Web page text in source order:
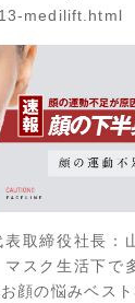
medilift.html
取締役社長：
スク生活下で
顔の悩みベス